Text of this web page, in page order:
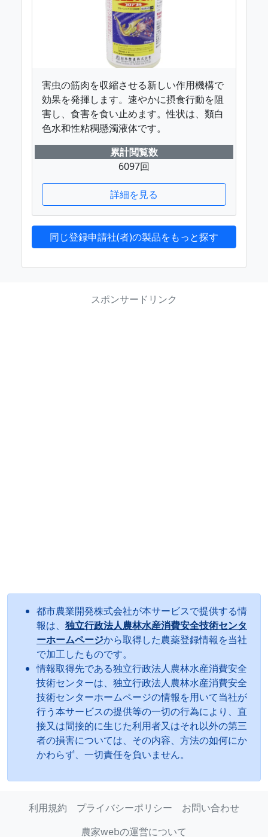
害虫の筋肉を収縮させる新しい作用機構で
効果を発揮します。速やかに摂食行動を阻
害し、食害を食い止めます。性状は、類白
色水和性粘稠懸濁液体です。
累計閲覧数
6097回
詳細を見る
同じ登録申請社(者)の製品をもっと探す
スポンサードリンク
都市農業開発株式会社が本サービスで提供する情
報は、 独立行政法人農林水産消費安全技術センタ
ーホームページから取得した農薬登録情報を当社
で加工したものです。
情報取得先である独立行政法人農林水産消費安全
技術センターは、独立行政法人農林水産消費安全
技術センターホームページの情報を用いて当社が
行う本サービスの提供等の一切の行為により、直
接又は間接的に生じた利用者又はそれ以外の第三
者の損害については、その内容、方法の如何にか
かわらず、一切責任を負いません。
利用規約 プライバシーポリシー
お問い合わせ
農家webの運営について